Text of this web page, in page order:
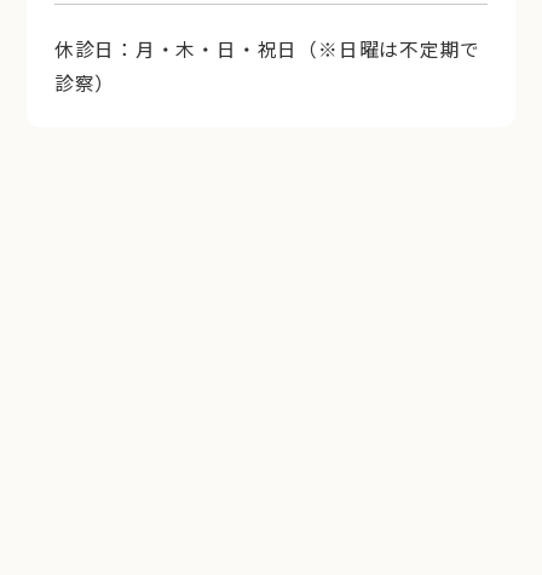
休診日：月・木・日・祝日（※日曜は不定期で
診察）